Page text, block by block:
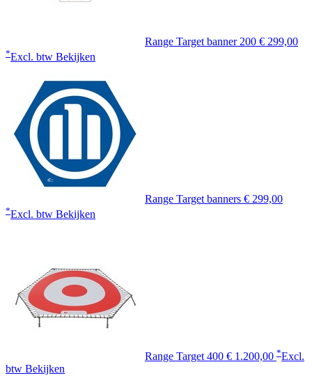
Range Target banner 200 € 299,00
*Excl. btw Bekijken
Range Target banners € 299,00
*Excl. btw Bekijken
Range Target 400 € 1.200,00 *Excl.
btw Bekijken